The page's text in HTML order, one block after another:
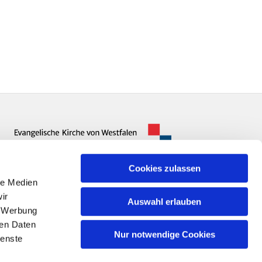
Medien
Daten
Cookies zulassen
Auswahl erlauben
Nur notwendige Cookies